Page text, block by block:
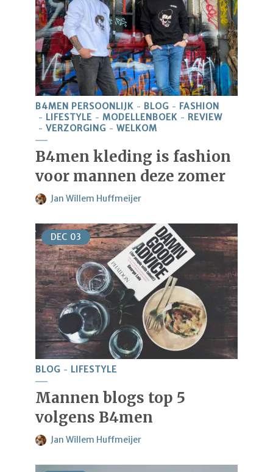
B4MEN PERSOONLIJK BLOG
FASHION
LIFESTYLE
MODELLENBOEK
REVIEW
VERZORGING
WELKOM
B4men kleding is fashion
voor mannen deze zomer
Jan Willem Huffmeijer
DEC 03
BLOG LIFESTYLE
Mannen blogs top 5
volgens B4men
Jan Willem Huffmeijer